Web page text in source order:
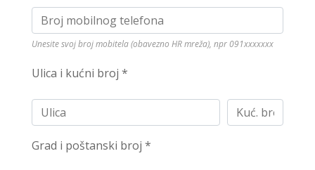
Unesite svoj broj mobitela (obavezno HR mreža), npr 091xxxxxxx
Ulica i kućni broj *
Grad i poštanski broj *